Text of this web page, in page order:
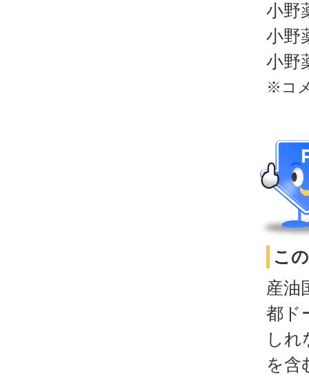
小野
小野
小野
※コ
こ
産油
都ド
し
を含